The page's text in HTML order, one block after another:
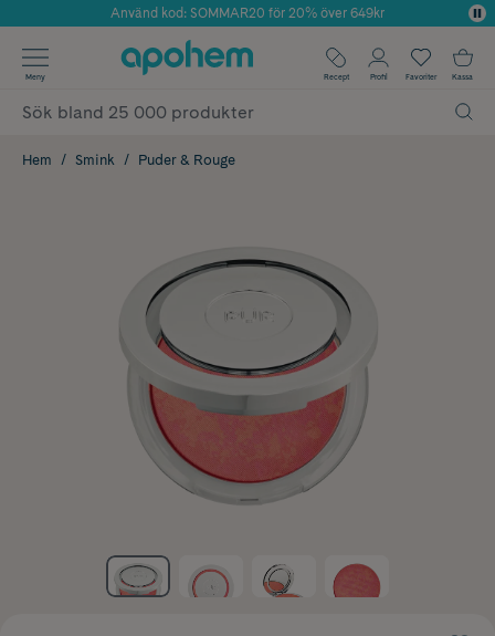
Årets Butik 2025 inom Skönhet
Använd kod: SOMMAR20 för 20% över 649kr
✓ Fri frakt
✓ Poäng på alla köp*
Meny Recept Profil Favoriter Kassa
Hem Smink Puder & Rouge